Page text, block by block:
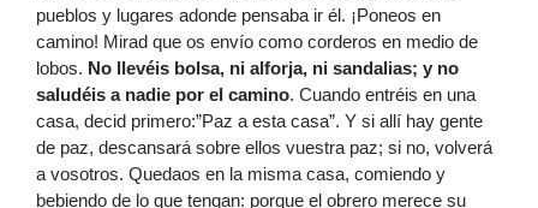
pueblos y lugares adonde pensaba ir él. ¡Poneos en
camino! Mirad que os envío como corderos en medio de
lobos. No llevéis bolsa, ni alforja, ni sandalias; y no
saludéis a nadie por el camino. Cuando entréis en una
casa, decid primero:”Paz a esta casa”. Y si allí hay gente
de paz, descansará sobre ellos vuestra paz; si no, volverá
a vosotros. Quedaos en la misma casa, comiendo y
bebiendo de lo que tengan: porque el obrero merece su